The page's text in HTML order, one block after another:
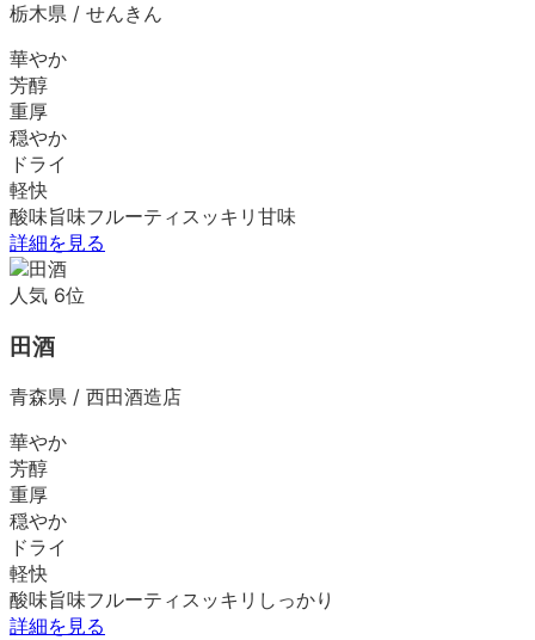
栃木県 / せんきん
華やか
芳醇
重厚
穏やか
ドライ
軽快
酸味旨味フルーティ スッキリ 甘味
詳細を見る
人気 6位
田酒
青森県 / 西田酒造店
華やか
芳醇
重厚
穏やか
ドライ
軽快
酸味旨味フルーティ スッキリ しっかり
詳細を見る